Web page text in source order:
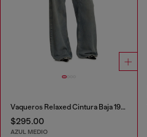
Vaqueros Relaxed Cintura Baja 1996 D-Sire
$295.00
AZUL MEDIO